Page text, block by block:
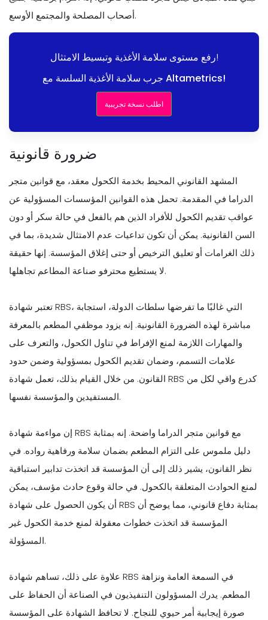
أصحاب المصلحة والمجتمع الأوسع.
رفع مستوى سلامة الأغذية وتبسيط الامتثال!
جرب سلامة الأغذية السلسة مع Altametrics!
اطلب نسخة تجريبية
ضرورة قانونية
المشهد القانوني المحيط بخدمة الكحول معقد، مع قوانين متجر
الدراما في المقدمة. تحمل هذه القوانين المؤسسات المسؤولية عن
عواقب تقديم الكحول للأفراد الذين هم بالفعل في حالة سكر أو دون
السن القانونية. يمكن أن تكون تداعيات عدم الامتثال شديدة، بما في
ذلك الغرامات أو تعليق الترخيص أو حتى إغلاق المؤسسة. إنها حقيقة
لا يستطيع محترفو صناعة المطاعم تجاهلها.
تعتبر شهادة RBS، التي غالبًا ما تفرضها سلطات الدولة، استجابة
مباشرة لهذه الضرورة القانونية. إنه يزود موظفي المطعم بالمعرفة
والمهارات اللازمة لمنع الإفراط في تناول الكحول، والتعرف على
علامات التسمم، وضمان تقديم الكحول بمسؤولية وضمن حدود
القانون. من خلال القيام بذلك، تعمل شهادة RBS كدرع واقي لكل من
المستفيدين والمؤسسة نفسها.
إن مواءمة شهادة RBS مع قوانين متجر الدراما واضحة. إنه بمثابة
دليل ملموس على التزام المطعم بضمان سلامة ورفاهية رواده. في
نظر القانون، يشير ذلك إلى أن المؤسسة قد اتخذت تدابير استباقية
لمنع الحوادث المتعلقة بالكحول. في حالة وقوع حادث مؤسف، يمكن
أن يكون الحصول على شهادة RBS بمثابة دفاع قانوني، مما يوضح أن
المؤسسة قد اتخذت خطوات معقولة لمنع خدمة الكحول غير
المسؤولة.
علاوة على ذلك، تساهم شهادة RBS في السمعة العامة ونزاهة
المطعم. يدرك المسؤولون التنفيذيون في الصناعة أن الحفاظ على
صورة إيجابية أمر حيوي للنجاح. لا تحافظ الشهادة على المؤسسة